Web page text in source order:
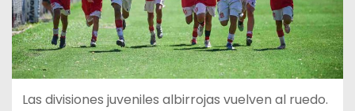
Las divisiones juveniles albirrojas vuelven al ruedo.